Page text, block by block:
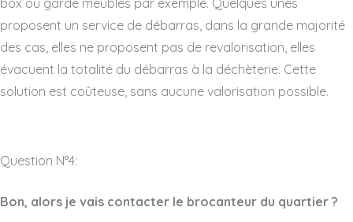
proposent un service de débarras, dans la grande majorité
des cas, elles ne proposent pas de revalorisation, elles
évacuent la totalité du débarras à la déchèterie. Cette
solution est coûteuse, sans aucune valorisation possible.
Question N°4:
Bon, alors je vais contacter le brocanteur du quartier ?